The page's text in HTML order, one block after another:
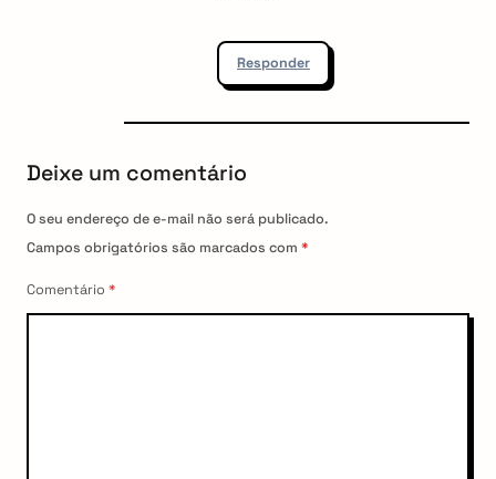
Responder
Deixe um comentário
O seu endereço de e-mail não será publicado.
Campos obrigatórios são marcados com *
Comentário *